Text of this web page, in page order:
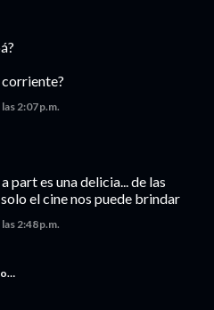
corriente?
2:07 p.m.
part es una delicia... de las
el cine nos puede brindar
2:48 p.m.